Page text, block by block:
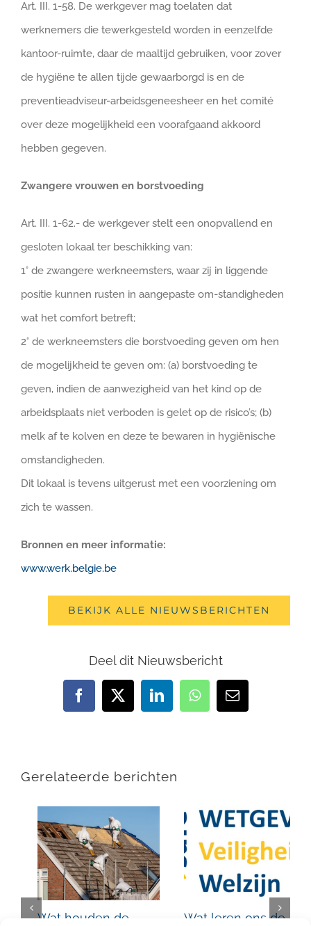
Art. III. 1-58. De werkgever mag toelaten dat
werknemers die tewerkgesteld worden in eenzelfde
kantoor-ruimte, daar de maaltijd gebruiken, voor zover
de hygiëne te allen tijde gewaarborgd is en de
preventieadviseur-arbeidsgeneesheer en het comité
over deze mogelijkheid een voorafgaand akkoord
hebben gegeven.
Zwangere vrouwen en borstvoeding
Art. III. 1-62.- de werkgever stelt een onopvallend en
gesloten lokaal ter beschikking van:
1° de zwangere werkneemsters, waar zij in liggende
positie kunnen rusten in aangepaste om-standigheden
wat het comfort betreft;
2° de werkneemsters die borstvoeding geven om hen
de mogelijkheid te geven om: (a) borstvoeding te
geven, indien de aanwezigheid van het kind op de
arbeidsplaats niet verboden is gelet op de risico’s; (b)
melk af te kolven en deze te bewaren in hygiënische
omstandigheden.
Dit lokaal is tevens uitgerust met een voorziening om
zich te wassen.
Bronnen en meer informatie:
www.werk.belgie.be
BEKIJK ALLE NIEUWSBERICHTEN
Deel dit Nieuwsbericht
Facebook
X LinkedInWhatsApp
E-
mail
Gerelateerde berichten
Wat leren ons de Flitscontroles